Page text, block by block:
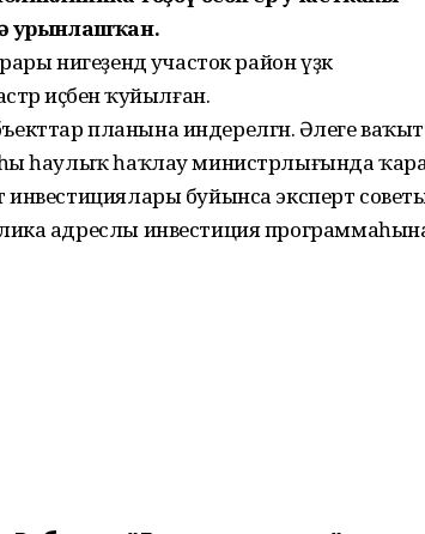
урынлашҡан.
нигеҙендә участок район үҙәк
иҫәбенә ҡуйылған.
планына индерелгән. Әлеге
һаулыҡ һаҡлау министрлығында
буйынса эксперт
адреслы инвестиция